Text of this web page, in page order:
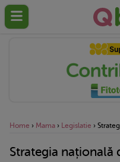
Home › Mama › Legislatie ›
Strategia națională